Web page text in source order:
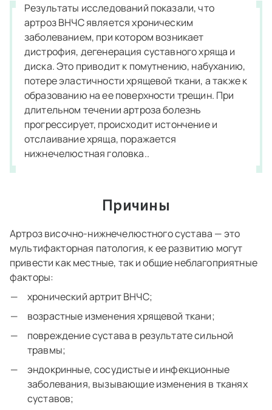
Результаты исследований показали, что
артроз ВНЧС является хроническим
заболеванием, при котором возникает
дистрофия, дегенерация суставного хряща и
диска. Это приводит к помутнению, набуханию,
потере эластичности хрящевой ткани, а также к
образованию на ее поверхности трещин. При
длительном течении артроза болезнь
прогрессирует, происходит истончение и
отслаивание хряща, поражается
нижнечелюстная головка..
Причины
Артроз височно-нижнечелюстного сустава — это
мультифакторная патология, к ее развитию могут
привести как местные, так и общие неблагоприятные
факторы:
хронический артрит ВНЧС;
возрастные изменения хрящевой ткани;
повреждение сустава в результате сильной
травмы;
эндокринные, сосудистые и инфекционные
заболевания, вызывающие изменения в тканях
суставов;